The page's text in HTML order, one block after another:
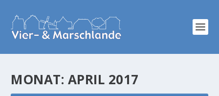
MONAT: APRIL 2017